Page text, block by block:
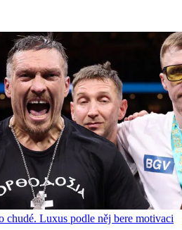
chudé. Luxus podle něj bere motivaci